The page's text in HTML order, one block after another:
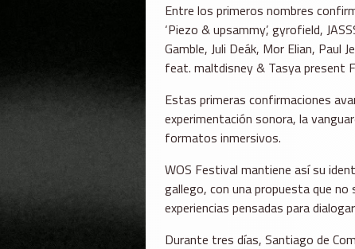
Entre los primeros nombres
‘Piezo & upsammy’, gyrofield,
Gamble, Juli Deák, Mor Elian, Paul
feat. maltdisney & Tasya present
Estas primeras confirmaciones
experimentación sonora, la
formatos inmersivos.
WOS Festival mantiene así su
gallego, con una propuesta que
experiencias pensadas para
Durante tres días, Santiago de